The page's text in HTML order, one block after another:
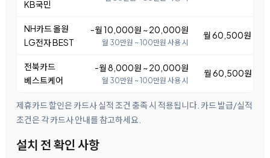
KB국민
NH카드 올원
LG전자 BEST
-월 10,000원 ~ 20,000원
월 30만원 ~ 100만원 사용 시
월 60,500원 ~
전북카드
베스트케어
-월 8,000원 ~ 20,000원
월 30만원 ~ 100만원 사용 시
월 60,500원 ~
제휴카드 할인은 카드사 실적 조건 충족 시 적용됩니다. 카드 발급/실적
조건은 각 카드사 안내를 참고하세요.
설치 전 확인 사항